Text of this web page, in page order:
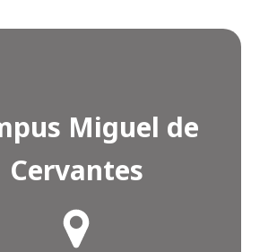
Miguel de
Cervantes
¿Cómo llegar?
Click AQUÍ